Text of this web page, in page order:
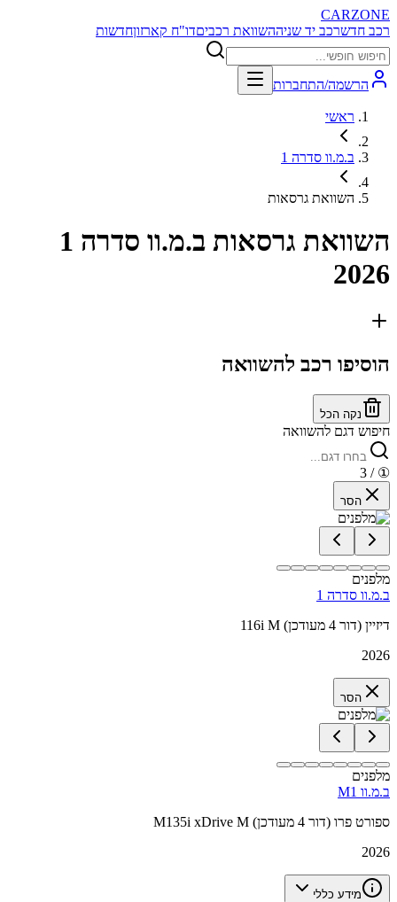
CARZONE
רכב חדשרכב יד שניההשוואת רכביםדו"ח קארזוןחדשות
הרשמה/התחברות
ראשי
ב.מ.וו סדרה 1
השוואת גרסאות
השוואת גרסאות
ב.מ.וו סדרה 1
2026
הוסיפו רכב להשוואה
נקה הכל
חיפוש דגם להשוואה
①
/ 3
הסר
מלפנים
ב.מ.וו סדרה 1
116i M דיזיין (דור 4 מעודכן)
2026
הסר
מלפנים
ב.מ.וו M1
M135i xDrive M ספורט פרו (דור 4 מעודכן)
2026
מידע כללי